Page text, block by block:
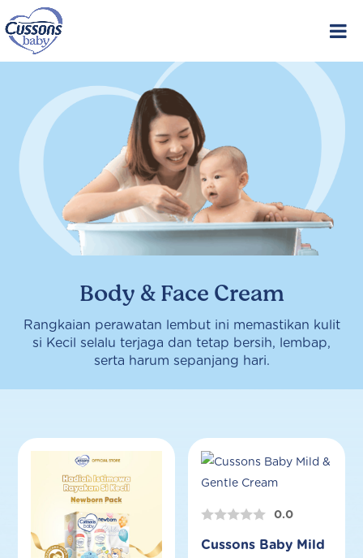
to
content
Body & Face Cream
Rangkaian perawatan lembut ini memastikan kulit
si Kecil selalu terjaga dan tetap bersih, lembap,
serta harum sepanjang hari.
0.0
Cussons Baby Mild